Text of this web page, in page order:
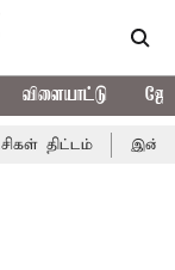
விளையாட்டு
இன்று